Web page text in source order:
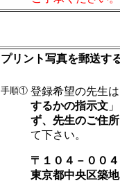
プリント写真を郵送す
手順① 登録希望の先生
するかの指示文
ず、先生のご住
て下さい。
〒１０４－００４
東京都中央区築